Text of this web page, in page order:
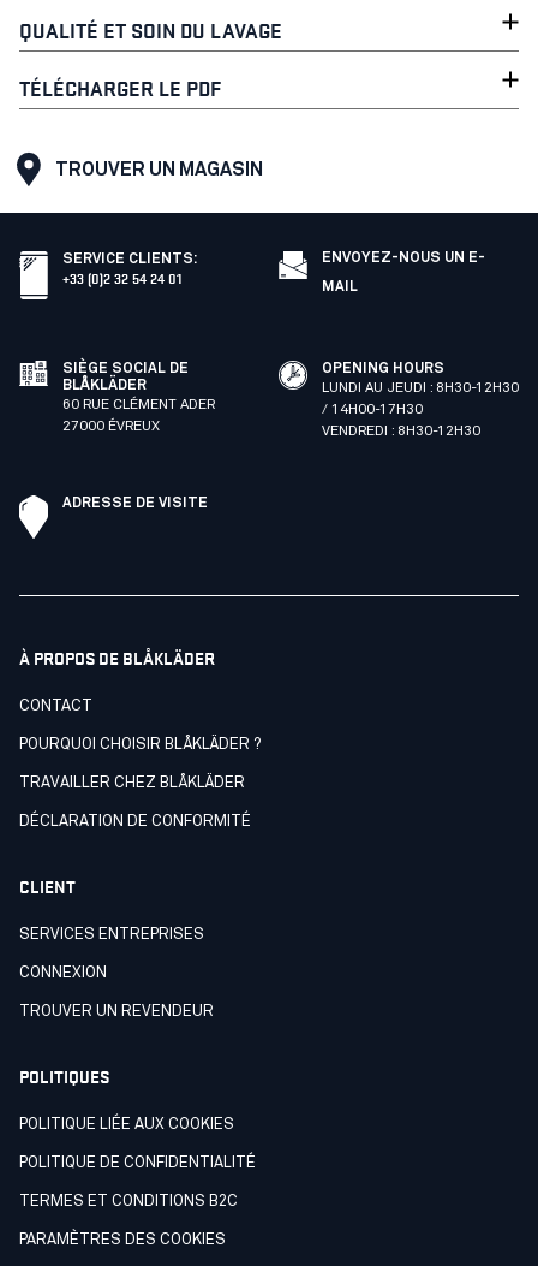
QUALITÉ ET SOIN DU LAVAGE
TÉLÉCHARGER LE PDF
TROUVER UN MAGASIN
SERVICE CLIENTS:
+33 (0)2 32 54 24 01
ENVOYEZ-NOUS UN E-
MAIL
SIÈGE SOCIAL DE
BLÅKLÄDER
60 RUE CLÉMENT ADER
27000 ÉVREUX
OPENING HOURS
LUNDI AU JEUDI : 8H30-12H30
/ 14H00-17H30
VENDREDI : 8H30-12H30
ADRESSE DE VISITE
À PROPOS DE BLÅKLÄDER
CONTACT
POURQUOI CHOISIR BLÅKLÄDER ?
TRAVAILLER CHEZ BLÅKLÄDER
DÉCLARATION DE CONFORMITÉ
CLIENT
SERVICES ENTREPRISES
CONNEXION
TROUVER UN REVENDEUR
POLITIQUES
POLITIQUE LIÉE AUX COOKIES
POLITIQUE DE CONFIDENTIALITÉ
TERMES ET CONDITIONS B2C
PARAMÈTRES DES COOKIES